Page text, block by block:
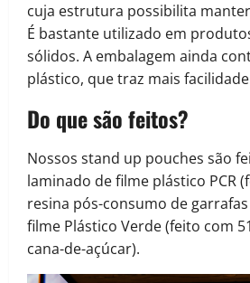
cuja estrutura possibilita
É bastante utilizado em
sólidos. A embalagem ainda
plástico, que traz mais
Do que são feitos?
Nossos stand up pouches são
laminado de filme plástico PCR
resina pós-consumo de
filme Plástico Verde (feito com
cana-de-açúcar).